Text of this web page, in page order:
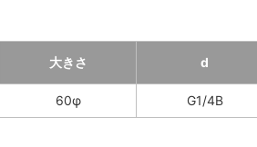
大きさ d
60φ G1/4B